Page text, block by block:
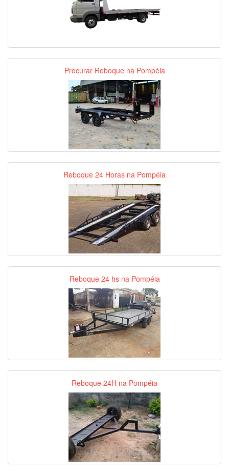
Procurar Reboque na Pompéia
Reboque 24 Horas na Pompéia
Reboque 24 hs na Pompéia
Reboque 24H na Pompéia